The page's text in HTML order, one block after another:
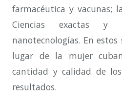
farmacéutica y vacunas;
Ciencias exactas y
nanotecnologías. En
lugar de la mujer
cantidad y calidad de
resultados.